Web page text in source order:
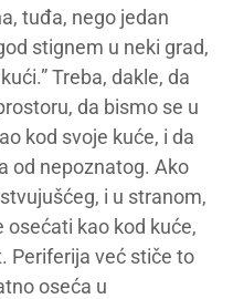
tuđa, nego jedan
stignem u neki grad,
Treba, dakle, da
da bismo se u
kod svoje kuće, i da
od nepoznatog. Ako
i u stranom,
kao kod kuće,
Periferija već stiče to
oseća u